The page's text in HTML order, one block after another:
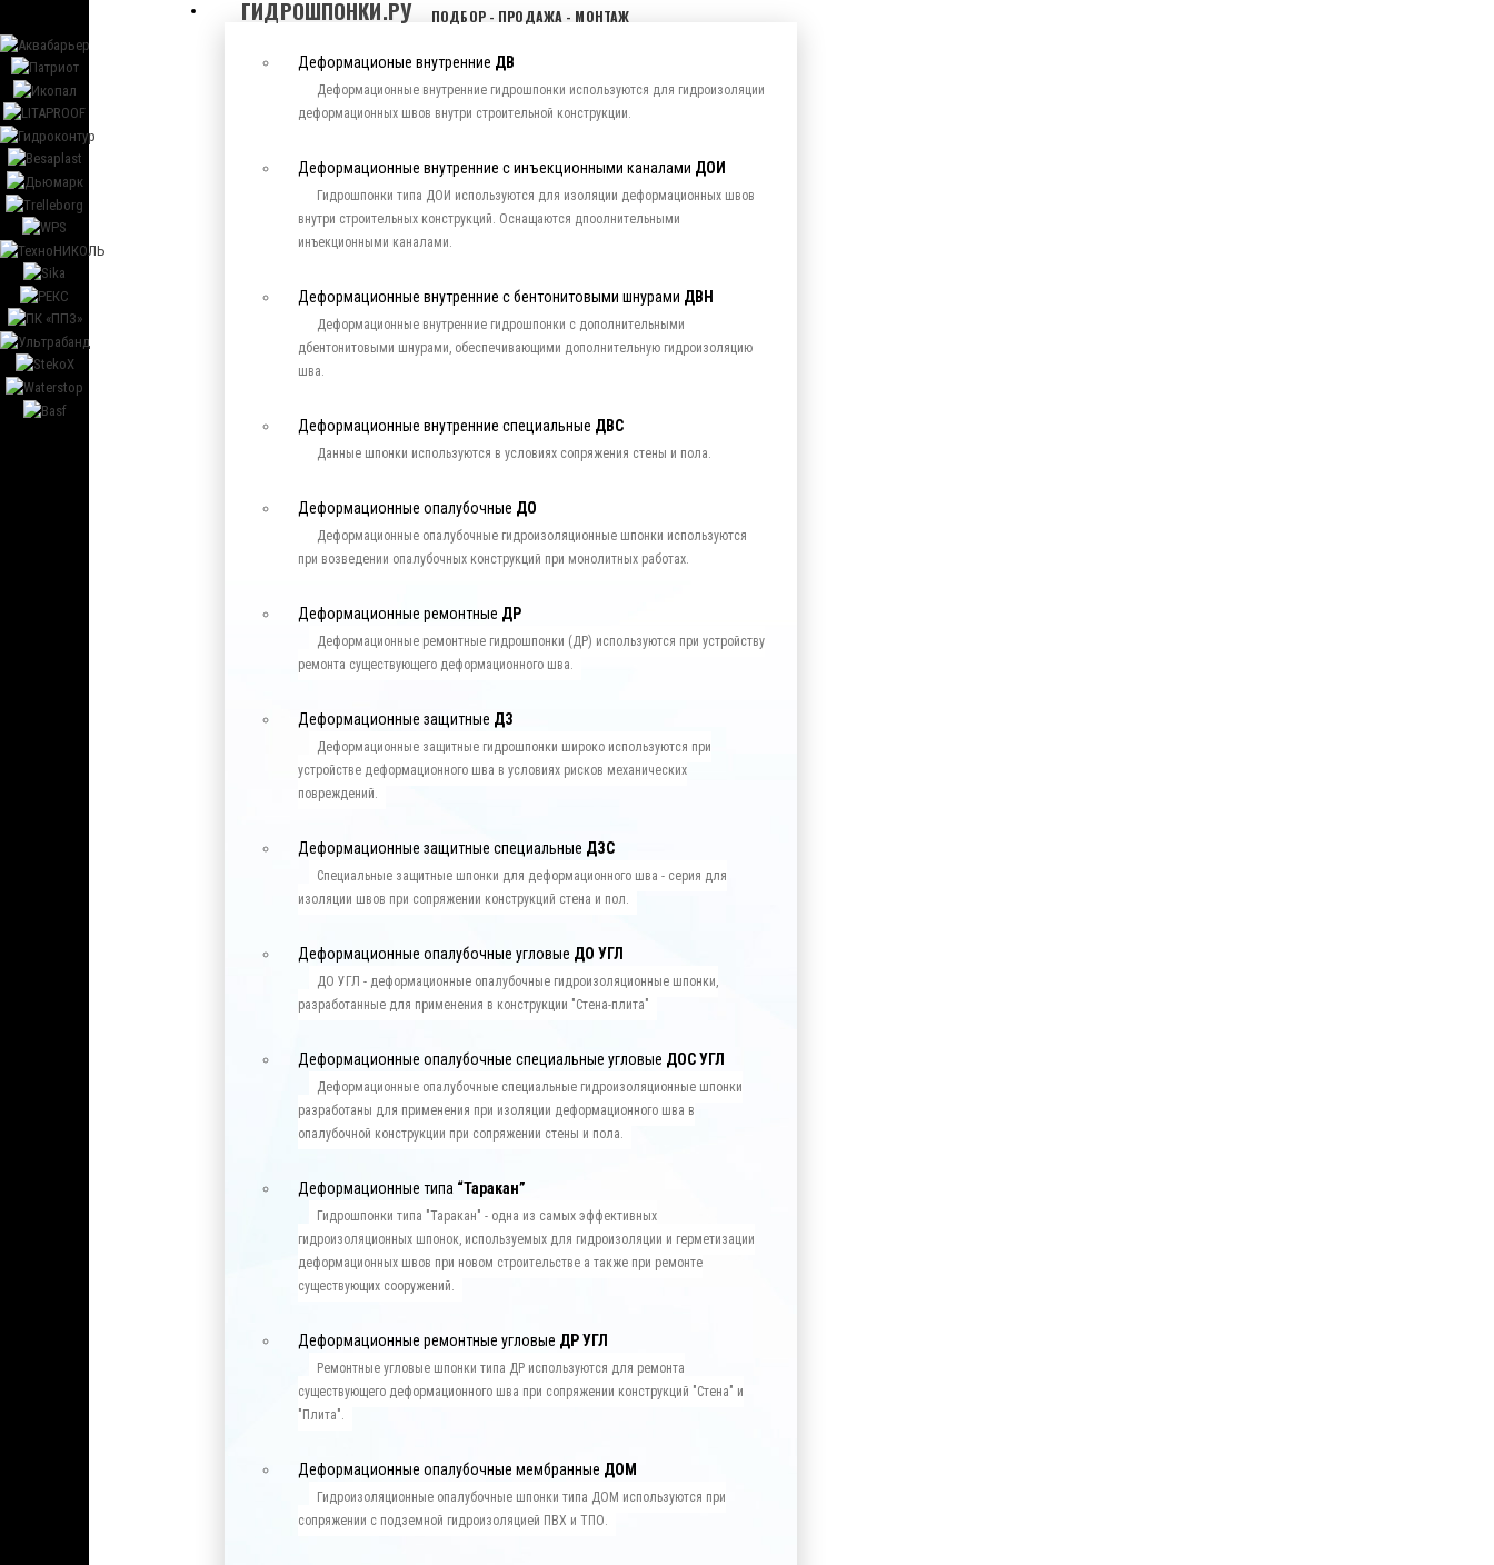
ГИДРОШПОНКИ.РУ ПОДБОР - ПРОДАЖА - МОНТАЖ
Деформационые внутренние ДВ
Деформационные внутренние гидрошпонки используются для гидроизоляции
деформационных швов внутри строительной конструкции.
Деформационные внутренние с инъекционными каналами ДОИ
Гидрошпонки типа ДОИ используются для изоляции деформационных швов
внутри строительных конструкций. Оснащаются дпоолнительными
инъекционными каналами.
Деформационные внутренние с бентонитовыми шнурами ДВН
Деформационные внутренние гидрошпонки с дополнительными
дбентонитовыми шнурами, обеспечивающими дополнительную гидроизоляцию
шва.
Деформационные внутренние специальные ДВС
Данные шпонки используются в условиях сопряжения стены и пола.
Деформационные опалубочные ДО
Деформационные опалубочные гидроизоляционные шпонки используются
при возведении опалубочных конструкций при монолитных работах.
Деформационные ремонтные ДР
Деформационные ремонтные гидрошпонки (ДР) используются при устройству
ремонта существующего деформационного шва.
Деформационные защитные ДЗ
Деформационные защитные гидрошпонки широко используются при
устройстве деформационного шва в условиях рисков механических
повреждений.
Деформационные защитные специальные ДЗС
Специальные защитные шпонки для деформационного шва - серия для
изоляции швов при сопряжении конструкций стена и пол.
Деформационные опалубочные угловые ДО УГЛ
ДО УГЛ - деформационные опалубочные гидроизоляционные шпонки,
разработанные для применения в конструкции "Стена-плита"
Деформационные опалубочные специальные угловые ДОС УГЛ
Деформационные опалубочные специальные гидроизоляционные шпонки
разработаны для применения при изоляции деформационного шва в
опалубочной конструкции при сопряжении стены и пола.
Деформационные типа “Таракан”
Гидрошпонки типа "Таракан" - одна из самых эффективных
гидроизоляционных шпонок, используемых для гидроизоляции и герметизации
деформационных швов при новом строительстве а также при ремонте
существующих сооружений.
Деформационные ремонтные угловые ДР УГЛ
Ремонтные угловые шпонки типа ДР используются для ремонта
существующего деформационного шва при сопряжении конструкций "Стена" и
"Плита".
Деформационные опалубочные мембранные ДОМ
Гидроизоляционные опалубочные шпонки типа ДОМ используются при
сопряжении с подземной гидроизоляцией ПВХ и ТПО.